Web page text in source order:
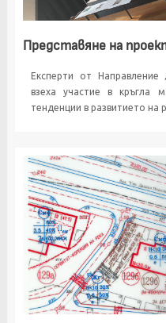
Представяне на
Експерти от Направление
взеха участие в кръгла
тенденции в развитието на